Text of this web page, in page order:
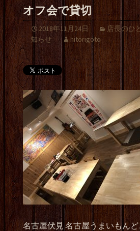
オフ会で貸切
2018年11月24日
店長のひ
知らせ
hitorigoto
名古屋伏見 名古屋うまいもんど